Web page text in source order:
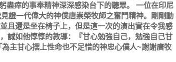
瘁的事奉精神深深感染台下的聽眾。 一位在印尼
證一代偉大的神僕唐崇榮牧師之奮鬥精神。剛剛動
且還是坐在椅子上，但是這一次的演出實在令我感
誠如他惇惇的教導：『甘心勉強自己，勉強自己甘
主甘心摆上性命也不足惜的神忠心僕人~謝謝唐牧